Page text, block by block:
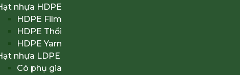
nhựa HDPE
HDPE Film
HDPE Thổi
HDPE Yarn
nhựa LDPE
Có phụ gia